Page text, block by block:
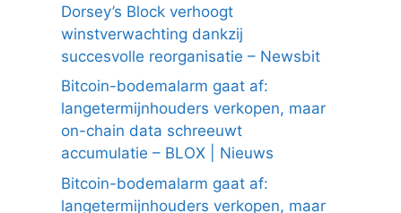
Dorsey’s Block verhoogt
winstverwachting dankzij
succesvolle reorganisatie – Newsbit
Bitcoin-bodemalarm gaat af:
langetermijnhouders verkopen, maar
on-chain data schreeuwt
accumulatie – BLOX | Nieuws
Bitcoin-bodemalarm gaat af:
langetermijnhouders verkopen, maar